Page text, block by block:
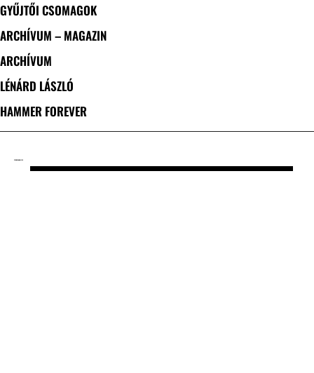
GYŰJTŐI CSOMAGOK
ARCHÍVUM – MAGAZIN
ARCHÍVUM
LÉNÁRD LÁSZLÓ
HAMMER FOREVER